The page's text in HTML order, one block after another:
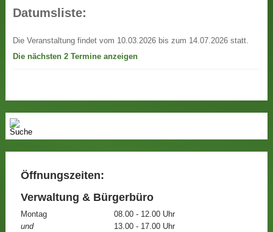
Datumsliste:
Die Veranstaltung findet vom 10.03.2026 bis zum 14.07.2026 statt.
Die nächsten 2 Termine anzeigen
Öffnungszeiten:
Verwaltung & Bürgerbüro
Montag
08.00 - 12.00 Uhr
und
13.00 - 17.00 Uhr